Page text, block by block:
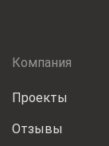
Компания
Проекты
Отзывы